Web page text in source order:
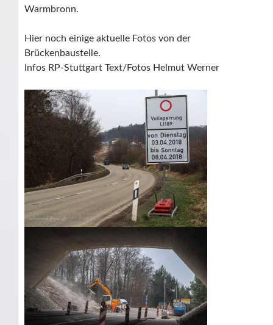
Warmbronn.
Hier noch einige aktuelle Fotos von der
Brückenbaustelle.
Infos RP-Stuttgart Text/Fotos Helmut Werner